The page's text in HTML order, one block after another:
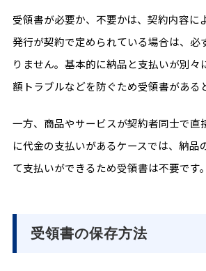
受領書が必要か、不要かは、契約内容に
発行が契約で定められている場合は、必
りません。基本的に納品と支払いが別々
額トラブルなどを防ぐため受領書がある
一方、商品やサービスが契約者同士で直
に代金の支払いがあるケースでは、納品
て支払いができるため受領書は不要です。
受領書の保存方法